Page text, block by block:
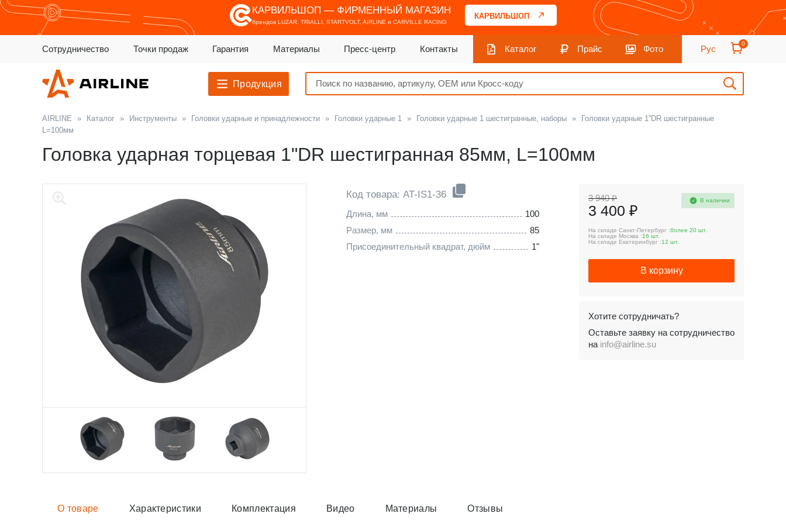
КАРВИЛЬШОП — ФИРМЕННЫЙ МАГАЗИН
брендов LUZAR, TRIALLI, STARTVOLT, AIRLINE и CARVILLE RACING
КАРВИЛЬШОП
Сотрудничество Точки продаж Гарантия Материалы Пресс-центр Контакты Каталог Прайс Фото Рус
0
Продукция
AIRLINE » Каталог » Инструменты » Головки ударные и принадлежности » Головки ударные 1 » Головки ударные 1 шестигранные, наборы »
Головки ударные 1''DR шестигранные
L=100мм
Головка ударная торцевая 1"DR шестигранная 85мм, L=100мм
Код товара: AT-IS1-36
Длина, мм
100
Размер, мм
85
Присоединительный квадрат, дюйм
1"
3 940 ₽
3 400 ₽
В наличии
На складе Санкт-Петербург :более 20 шт.
На складе Москва :16 шт.
На складе Екатеринбург :12 шт.
В корзину
Хотите сотрудничать?
Оставьте заявку на сотрудничество
на info@airline.su
О товаре Характеристики Комплектация Видео Материалы Отзывы